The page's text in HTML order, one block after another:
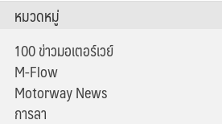
หมวดหมู่
100 ข่าวมอเตอร์เวย์
M-Flow
Motorway News
การลา